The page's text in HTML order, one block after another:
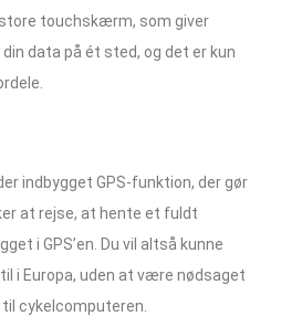
touchskærm, som giver
data på ét sted, og det er kun
indbygget GPS-funktion, der gør
at rejse, at hente et fuldt
i GPS’en. Du vil altså kunne
i Europa, uden at være nødsaget
cykelcomputeren.